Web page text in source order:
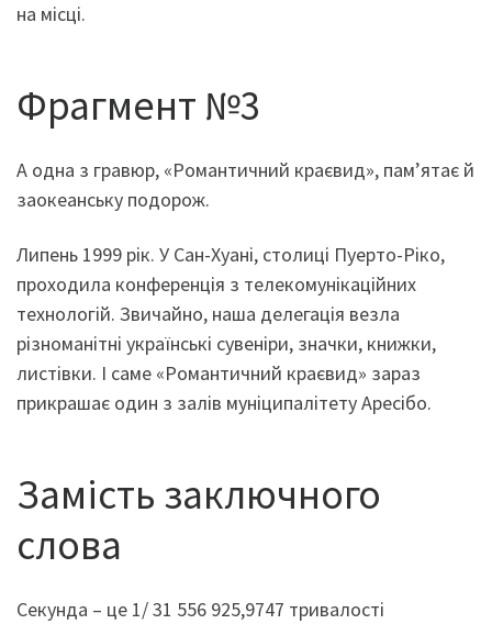
на місці.
Фрагмент №3
А одна з гравюр, «Романтичний краєвид», пам’ятає й
заокеанську подорож.
Липень 1999 рік. У Сан-Хуані, столиці Пуерто-Ріко,
проходила конференція з телекомунікаційних
технологій. Звичайно, наша делегація везла
різноманітні українські сувеніри, значки, книжки,
листівки. І саме «Романтичний краєвид» зараз
прикрашає один з залів муніципалітету Аресібо.
Замість заключного
слова
Секунда – це 1/ 31 556 925,9747 тривалості